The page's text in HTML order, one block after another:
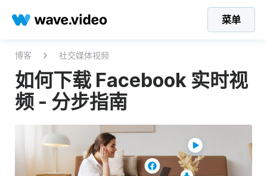
菜单
博客 社交媒体视频
如何下载 Facebook 实时视
频 - 分步指南